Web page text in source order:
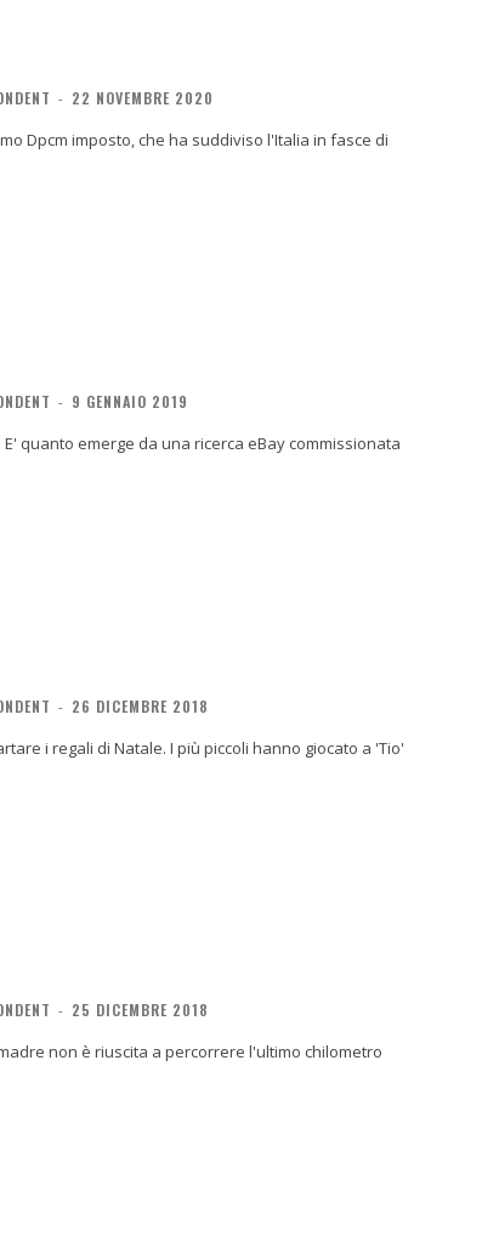
- 22 NOVEMBRE 2020
Dpcm imposto, che ha suddiviso l'Italia in fasce di
- 9 GENNAIO 2019
quanto emerge da una ricerca eBay commissionata
- 26 DICEMBRE 2018
i regali di Natale. I più piccoli hanno giocato a 'Tio'
- 25 DICEMBRE 2018
non è riuscita a percorrere l'ultimo chilometro